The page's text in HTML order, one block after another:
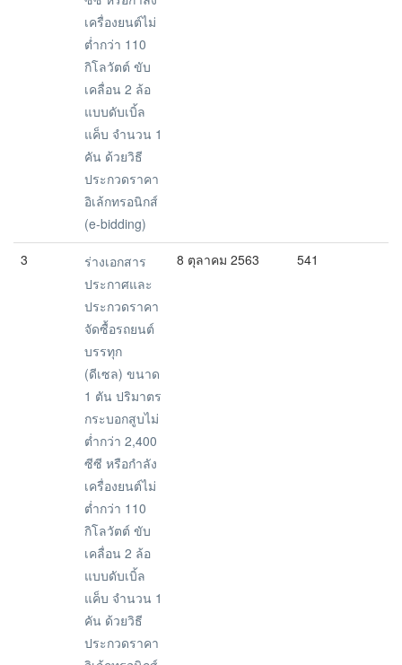
เครื่องยนต์ไม่
ต่ำกว่า 110
กิโลวัตต์ ขับ
เคลื่อน 2 ล้อ
แบบดับเบิ้ล
แค็บ จำนวน 1
คัน ด้วยวิธี
ประกวดราคา
อิเล้กทรอนิกส์
(e-bidding)
3
ร่างเอกสาร
ประกาศและ
ประกวดราคา
จัดซื้อรถยนต์
บรรทุก
(ดีเซล) ขนาด
1 ตัน ปริมาตร
กระบอกสูบไม่
ต่ำกว่า 2,400
ซีซี หรือกำลัง
เครื่องยนต์ไม่
ต่ำกว่า 110
กิโลวัตต์ ขับ
เคลื่อน 2 ล้อ
แบบดับเบิ้ล
แค็บ จำนวน 1
คัน ด้วยวิธี
ประกวดราคา
8 ตุลาคม 2563 541